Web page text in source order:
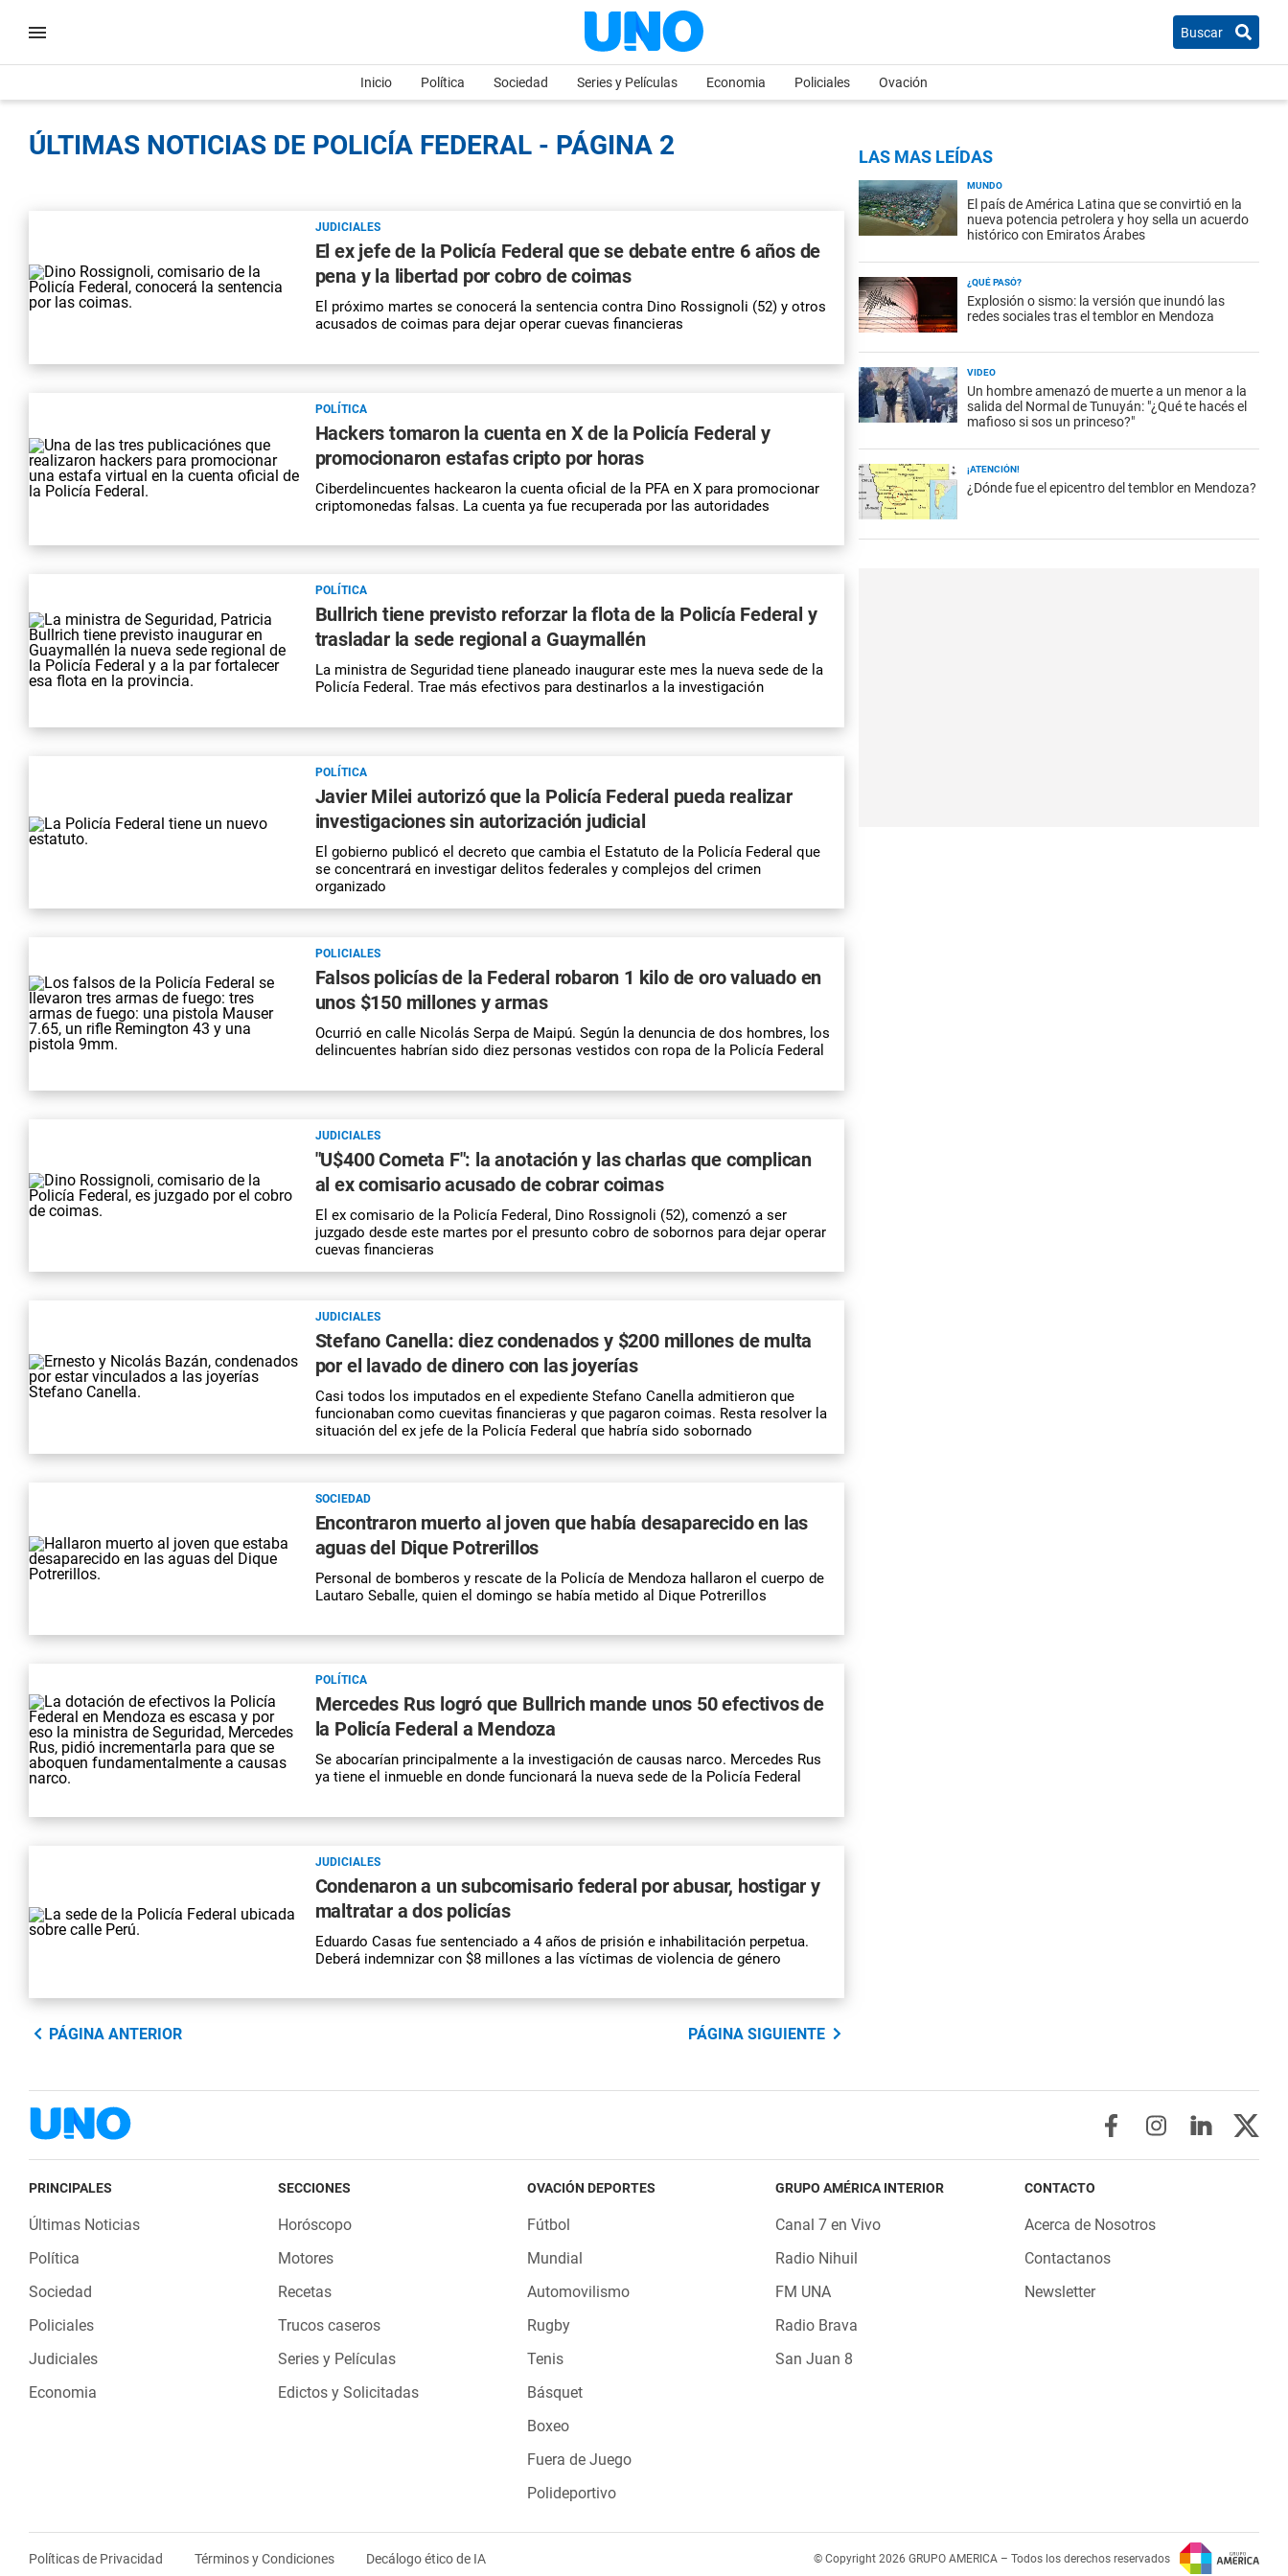
Buscar
Inicio Política Sociedad Series y Películas Economia Policiales Ovación
ÚLTIMAS NOTICIAS DE POLICÍA FEDERAL - PÁGINA 2
JUDICIALES
El ex jefe de la Policía Federal que se debate entre 6 años de
pena y la libertad por cobro de coimas
El próximo martes se conocerá la sentencia contra Dino Rossignoli (52) y otros
acusados de coimas para dejar operar cuevas financieras
POLÍTICA
Hackers tomaron la cuenta en X de la Policía Federal y
promocionaron estafas cripto por horas
Ciberdelincuentes hackearon la cuenta oficial de la PFA en X para promocionar
criptomonedas falsas. La cuenta ya fue recuperada por las autoridades
POLÍTICA
Bullrich tiene previsto reforzar la flota de la Policía Federal y
trasladar la sede regional a Guaymallén
La ministra de Seguridad tiene planeado inaugurar este mes la nueva sede de la
Policía Federal. Trae más efectivos para destinarlos a la investigación
POLÍTICA
Javier Milei autorizó que la Policía Federal pueda realizar
investigaciones sin autorización judicial
El gobierno publicó el decreto que cambia el Estatuto de la Policía Federal que
se concentrará en investigar delitos federales y complejos del crimen
organizado
POLICIALES
Falsos policías de la Federal robaron 1 kilo de oro valuado en
unos $150 millones y armas
Ocurrió en calle Nicolás Serpa de Maipú. Según la denuncia de dos hombres, los
delincuentes habrían sido diez personas vestidos con ropa de la Policía Federal
JUDICIALES
"U$400 Cometa F": la anotación y las charlas que complican
al ex comisario acusado de cobrar coimas
El ex comisario de la Policía Federal, Dino Rossignoli (52), comenzó a ser
juzgado desde este martes por el presunto cobro de sobornos para dejar operar
cuevas financieras
JUDICIALES
Stefano Canella: diez condenados y $200 millones de multa
por el lavado de dinero con las joyerías
Casi todos los imputados en el expediente Stefano Canella admitieron que
funcionaban como cuevitas financieras y que pagaron coimas. Resta resolver la
situación del ex jefe de la Policía Federal que habría sido sobornado
SOCIEDAD
Encontraron muerto al joven que había desaparecido en las
aguas del Dique Potrerillos
Personal de bomberos y rescate de la Policía de Mendoza hallaron el cuerpo de
Lautaro Seballe, quien el domingo se había metido al Dique Potrerillos
POLÍTICA
Mercedes Rus logró que Bullrich mande unos 50 efectivos de
la Policía Federal a Mendoza
Se abocarían principalmente a la investigación de causas narco. Mercedes Rus
ya tiene el inmueble en donde funcionará la nueva sede de la Policía Federal
JUDICIALES
Condenaron a un subcomisario federal por abusar, hostigar y
maltratar a dos policías
Eduardo Casas fue sentenciado a 4 años de prisión e inhabilitación perpetua.
Deberá indemnizar con $8 millones a las víctimas de violencia de género
PÁGINA ANTERIOR PÁGINA SIGUIENTE
LAS MAS LEÍDAS
MUNDO
El país de América Latina que se convirtió en la
nueva potencia petrolera y hoy sella un acuerdo
histórico con Emiratos Árabes
¿QUÉ PASÓ?
Explosión o sismo: la versión que inundó las
redes sociales tras el temblor en Mendoza
VIDEO
Un hombre amenazó de muerte a un menor a la
salida del Normal de Tunuyán: "¿Qué te hacés el
mafioso si sos un princeso?"
¡ATENCIÓN!
¿Dónde fue el epicentro del temblor en Mendoza?
PRINCIPALES
Últimas Noticias
Política
Sociedad
Policiales
Judiciales
Economia
SECCIONES
Horóscopo
Motores
Recetas
Trucos caseros
Series y Películas
Edictos y Solicitadas
OVACIÓN DEPORTES
Fútbol
Mundial
Automovilismo
Rugby
Tenis
Básquet
Boxeo
Fuera de Juego
Polideportivo
GRUPO AMÉRICA INTERIOR
Canal 7 en Vivo
Radio Nihuil
FM UNA
Radio Brava
San Juan 8
CONTACTO
Acerca de Nosotros
Contactanos
Newsletter
Políticas de Privacidad Términos y Condiciones Decálogo ético de IA © Copyright 2026 GRUPO AMERICA – Todos los derechos reservados